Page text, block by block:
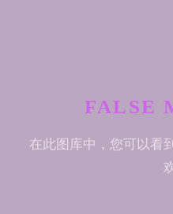
FALSE
在此图库中，您可以看